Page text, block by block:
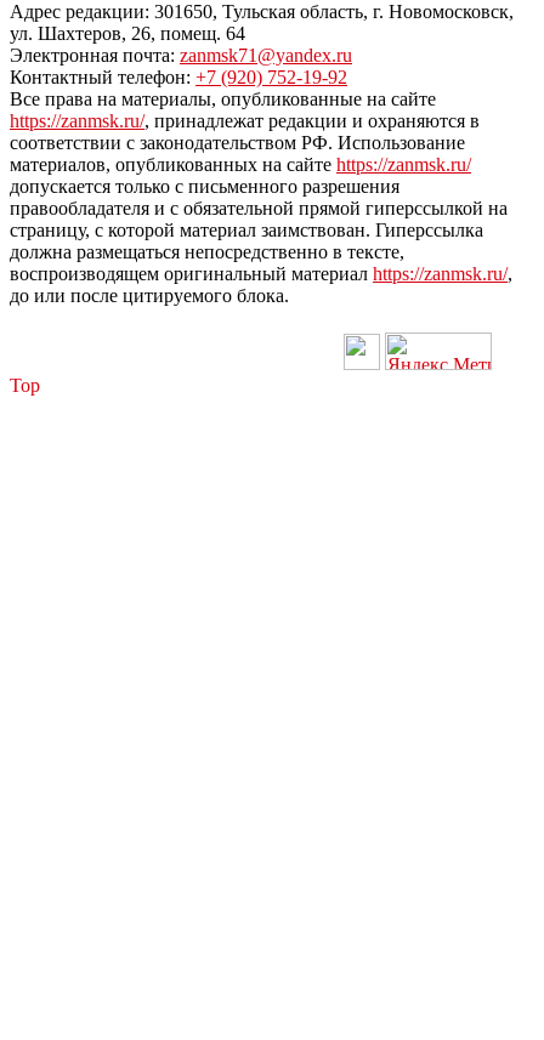
Адрес редакции: 301650, Тульская область, г. Новомосковск,
ул. Шахтеров, 26, помещ. 64
Электронная почта: zanmsk71@yandex.ru
Контактный телефон: +7 (920) 752-19-92
Все права на материалы, опубликованные на сайте
https://zanmsk.ru/, принадлежат редакции и охраняются в
соответствии с законодательством РФ. Использование
материалов, опубликованных на сайте https://zanmsk.ru/
допускается только с письменного разрешения
правообладателя и с обязательной прямой гиперссылкой на
страницу, с которой материал заимствован. Гиперссылка
должна размещаться непосредственно в тексте,
воспроизводящем оригинальный материал https://zanmsk.ru/,
до или после цитируемого блока.
Top